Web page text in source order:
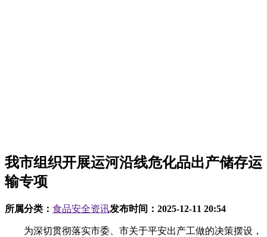
我市组织开展运河沿线危化品出产储存运
输专项
所属分类： 食品安全资讯发布时间： 2025-12-11 20:54
为深切贯彻落实市委、市关于平安出产工做的决策摆设，